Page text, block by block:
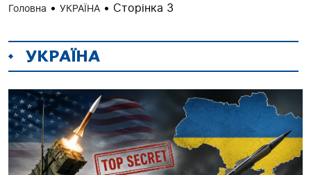
Головна • УКРАЇНА • Сторінка 3
УКРАЇНА